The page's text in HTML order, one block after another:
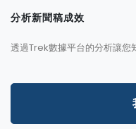
分析新聞稿成效
透過Trek數據平台的分析讓您